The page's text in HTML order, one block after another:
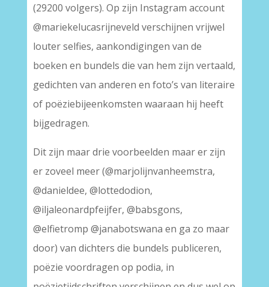
(29200 volgers). Op zijn Instagram account
@mariekelucasrijneveld verschijnen vrijwel
louter selfies, aankondigingen van de
boeken en bundels die van hem zijn vertaald,
gedichten van anderen en foto’s van literaire
of poëziebijeenkomsten waaraan hij heeft
bijgedragen.
Dit zijn maar drie voorbeelden maar er zijn
er zoveel meer (@marjolijnvanheemstra,
@danieldee, @lottedodion,
@iljaleonardpfeijfer, @babsgons,
@elfietromp @janabotswana en ga zo maar
door) van dichters die bundels publiceren,
poëzie voordragen op podia, in